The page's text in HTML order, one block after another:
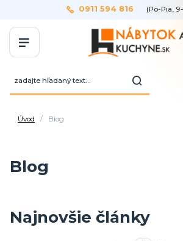
0911 594 816 (Po-Pia,
Úvod Blog
Blog
Najnovšie články